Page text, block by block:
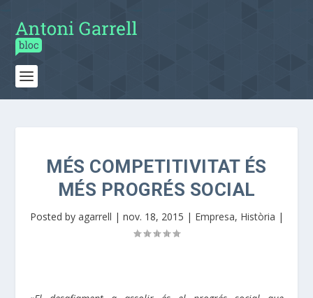
MÉS COMPETITIVITAT ÉS
MÉS PROGRÉS SOCIAL
Posted by agarrell | nov. 18, 2015 | Empresa, Història |